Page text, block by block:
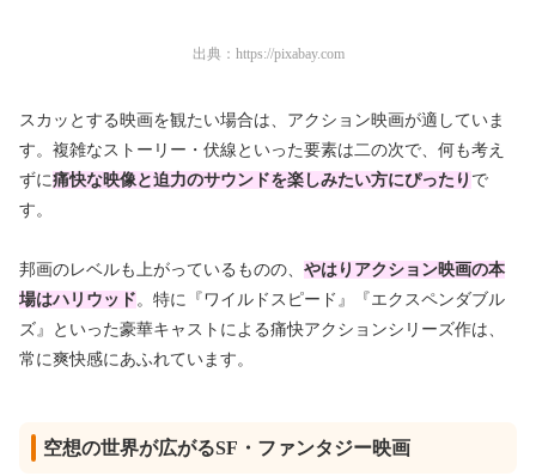
出典： https://pixabay.com
スカッとする映画を観たい場合は、アクション映画が適していま
す。複雑なストーリー・伏線といった要素は二の次で、何も考え
ずに痛快な映像と迫力のサウンドを楽しみたい方にぴったり で
す。
邦画のレベルも上がっているものの、 やはりアクション映画の本
場はハリウッド 。特に『ワイルドスピード』『エクスペンダブル
ズ』といった豪華キャストによる痛快アクションシリーズ作は、
常に爽快感にあふれています。
空想の世界が広がるSF・ファンタジー映画